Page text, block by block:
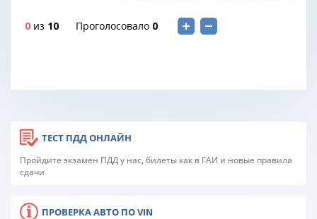
0 из 10 Проголосовало 0
ТЕСТ ПДД ОНЛАЙН
Пройдите экзамен ПДД у нас, билеты как в ГАИ и новые правила
сдачи
ПРОВЕРКА АВТО ПО VIN